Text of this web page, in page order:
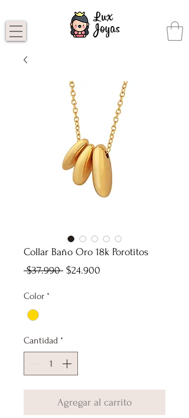
Collar Baño Oro 18k Porotitos
$37.990 Precio
$24.900
Color *
Cantidad *
Agregar al carrito